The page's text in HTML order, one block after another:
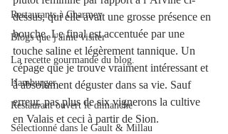
Restaurants à Charmey
Blogs que j'aime visiter
La recette gourmande du blog.
Hamburger
Restaurant ouvert le dimanche
Sélectionné dans le Gault & Millau
dessus, qui elle avait une grosse présence en
bouche. Le final est accentuée par une
touche saline et légèrement tannique. Un
cépage que je trouve vraiment intéressant et
à absolument déguster dans sa vie. Sauf
erreur, pas plus de six vignerons la cultive
en Valais et ceci à partir de Sion.